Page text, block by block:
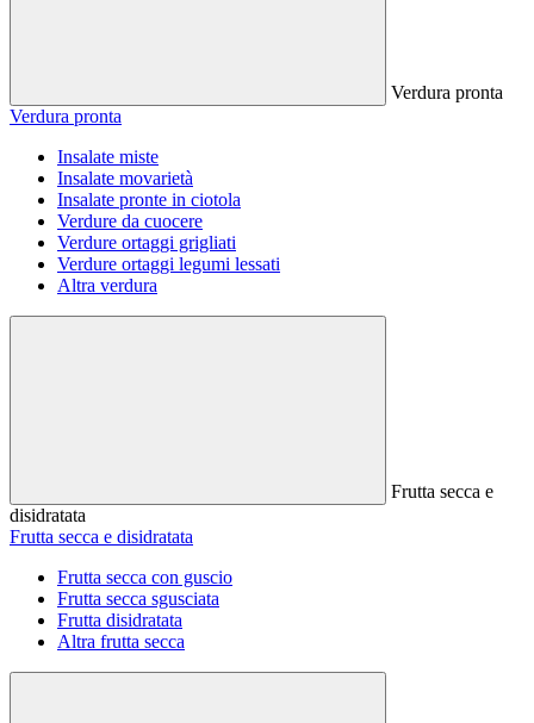
Verdura pronta
Verdura pronta
Insalate miste
Insalate movarietà
Insalate pronte in ciotola
Verdure da cuocere
Verdure ortaggi grigliati
Verdure ortaggi legumi lessati
Altra verdura
Frutta secca e
disidratata
Frutta secca e disidratata
Frutta secca con guscio
Frutta secca sgusciata
Frutta disidratata
Altra frutta secca